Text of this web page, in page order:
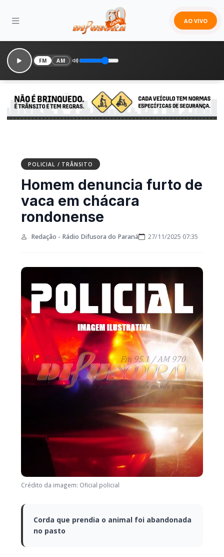
AO VIVO
FM AM
POLICIAL / TRÂNSITO
Homem denuncia furto de
vaca em chácara
rondonense
Redação - Rádio Difusora do Paraná 27/11/2025 07:35
Crédito da imagem: Oficial policial
Corda que prendia o animal foi abandonada
no pasto